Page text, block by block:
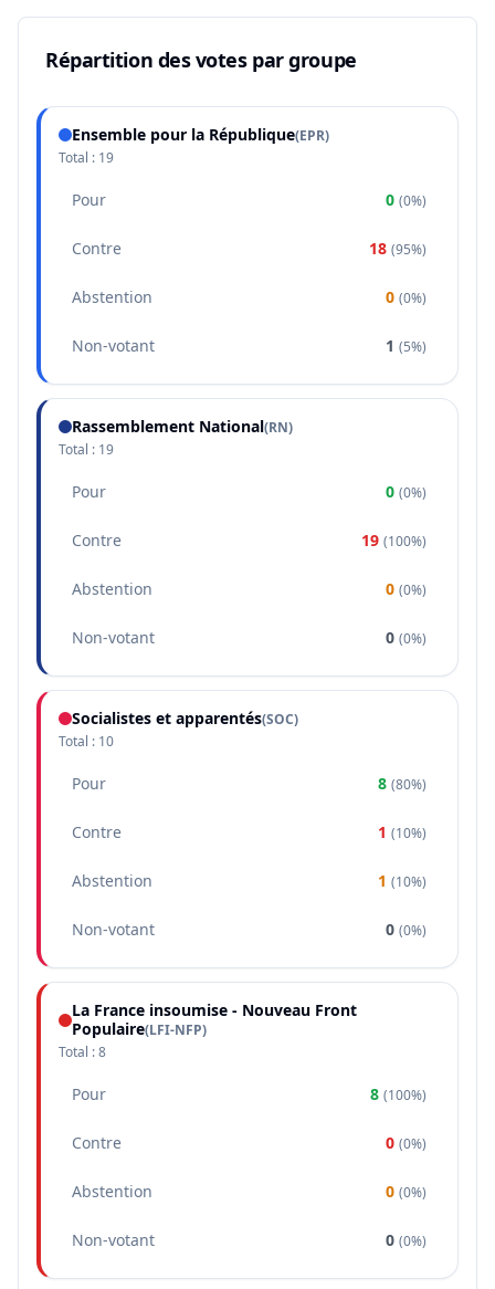
Répartition des votes par groupe
Ensemble pour la République(EPR)
Total : 19
Pour 0 (0%)
Contre 18 (95%)
Abstention 0 (0%)
Non-votant 1 (5%)
Rassemblement National(RN)
Total : 19
Pour 0 (0%)
Contre 19 (100%)
Abstention 0 (0%)
Non-votant 0 (0%)
Socialistes et apparentés(SOC)
Total : 10
Pour 8 (80%)
Contre 1 (10%)
Abstention 1 (10%)
Non-votant 0 (0%)
La France insoumise - Nouveau Front
Populaire(LFI-NFP)
Total :8
Pour 8 (100%)
Contre 0 (0%)
Abstention 0 (0%)
Non-votant 0 (0%)